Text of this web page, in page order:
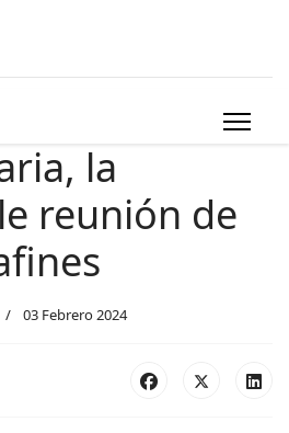
la
reunión de
03 Febrero 2024